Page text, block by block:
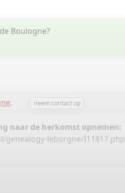
Boulogne?
. neem contact op
naar de herkomst opnemen:
leborgne/I11817.php